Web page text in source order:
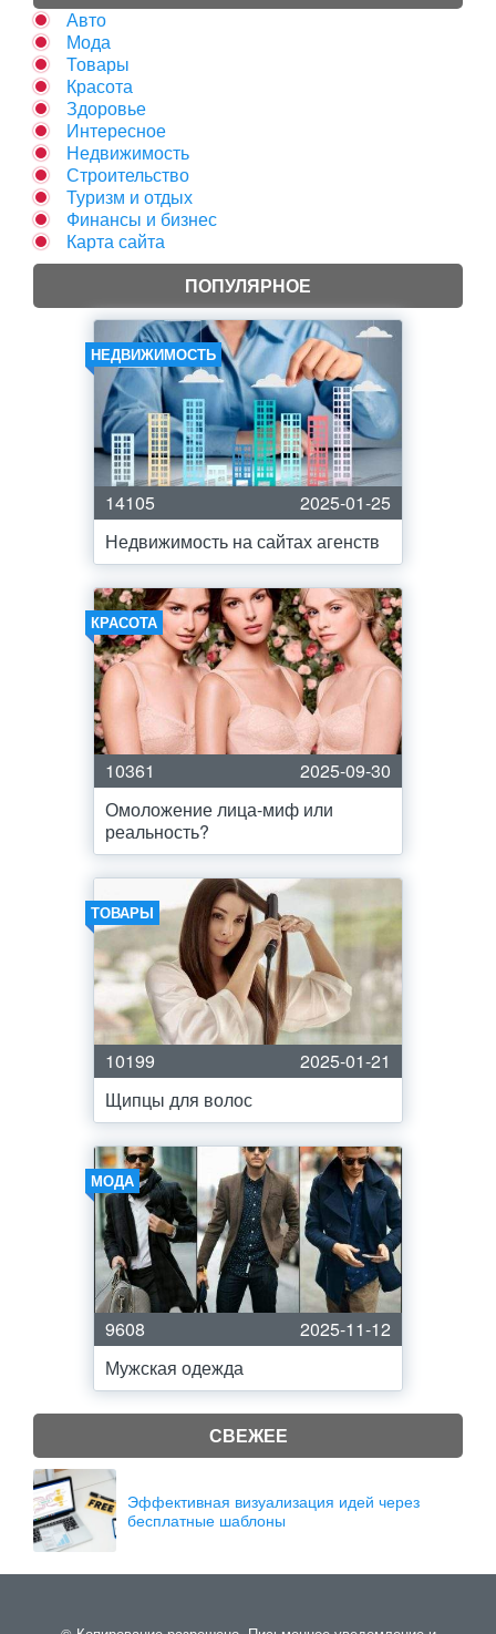
Авто
Мода
Товары
Красота
Здоровье
Интересное
Недвижимость
Строительство
Туризм и отдых
Финансы и бизнес
Карта сайта
ПОПУЛЯРНОЕ
НЕДВИЖИМОСТЬ
14105
2025-01-25
Недвижимость на сайтах агенств
КРАСОТА
10361
2025-09-30
Омоложение лица-миф или
реальность?
ТОВАРЫ
10199
2025-01-21
Щипцы для волос
МОДА
9608
2025-11-12
Мужская одежда
СВЕЖЕЕ
Эффективная визуализация идей через
бесплатные шаблоны